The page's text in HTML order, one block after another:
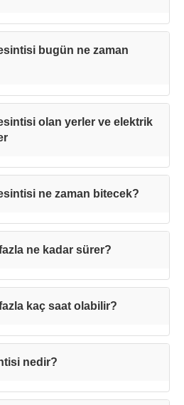
bugün ne zaman
olan yerler ve elektrik
ne zaman bitecek?
ne kadar sürer?
kaç saat olabilir?
nedir?
ulaştırıldı. En kısa